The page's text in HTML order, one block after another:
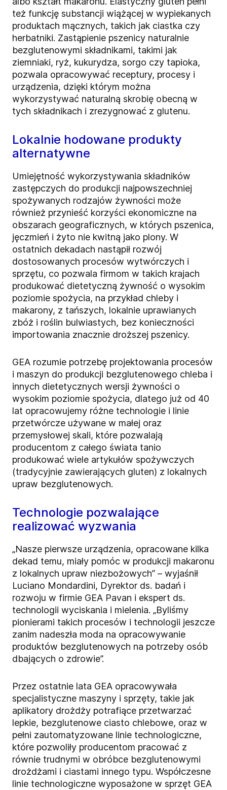
też funkcję substancji wiążącej w wypiekanych
produktach mącznych, takich jak ciastka czy
herbatniki. Zastąpienie pszenicy naturalnie
bezglutenowymi składnikami, takimi jak
ziemniaki, ryż, kukurydza, sorgo czy tapioka,
pozwala opracowywać receptury, procesy i
urządzenia, dzięki którym można
wykorzystywać naturalną skrobię obecną w
tych składnikach i zrezygnować z glutenu.
Lokalnie hodowane produkty
alternatywne
Umiejętność wykorzystywania składników
zastępczych do produkcji najpowszechniej
spożywanych rodzajów żywności może
również przynieść korzyści ekonomiczne na
obszarach geograficznych, w których pszenica,
jęczmień i żyto nie kwitną jako plony. W
ostatnich dekadach nastąpił rozwój
dostosowanych procesów wytwórczych i
sprzętu, co pozwala firmom w takich krajach
produkować dietetyczną żywność o wysokim
poziomie spożycia, na przykład chleby i
makarony, z tańszych, lokalnie uprawianych
zbóż i roślin bulwiastych, bez konieczności
importowania znacznie droższej pszenicy.
GEA rozumie potrzebę projektowania procesów
i maszyn do produkcji bezglutenowego chleba i
innych dietetycznych wersji żywności o
wysokim poziomie spożycia, dlatego już od 40
lat opracowujemy różne technologie i linie
przetwórcze używane w małej oraz
przemysłowej skali, które pozwalają
producentom z całego świata tanio
produkować wiele artykułów spożywczych
(tradycyjnie zawierających gluten) z lokalnych
upraw bezglutenowych.
Technologie pozwalające
realizować wyzwania
„Nasze pierwsze urządzenia, opracowane kilka
dekad temu, miały pomóc w produkcji makaronu
z lokalnych upraw niezbożowych” – wyjaśnił
Luciano Mondardini, Dyrektor ds. badań i
rozwoju w firmie GEA Pavan i ekspert ds.
technologii wyciskania i mielenia. „Byliśmy
pionierami takich procesów i technologii jeszcze
zanim nadeszła moda na opracowywanie
produktów bezglutenowych na potrzeby osób
dbających o zdrowie”.
Przez ostatnie lata GEA opracowywała
specjalistyczne maszyny i sprzęty, takie jak
aplikatory drożdży potrafiące przetwarzać
lepkie, bezglutenowe ciasto chlebowe, oraz w
pełni zautomatyzowane linie technologiczne,
które pozwoliły producentom pracować z
równie trudnymi w obróbce bezglutenowymi
drożdżami i ciastami innego typu. Współczesne
linie technologiczne wyposażone w sprzęt GEA